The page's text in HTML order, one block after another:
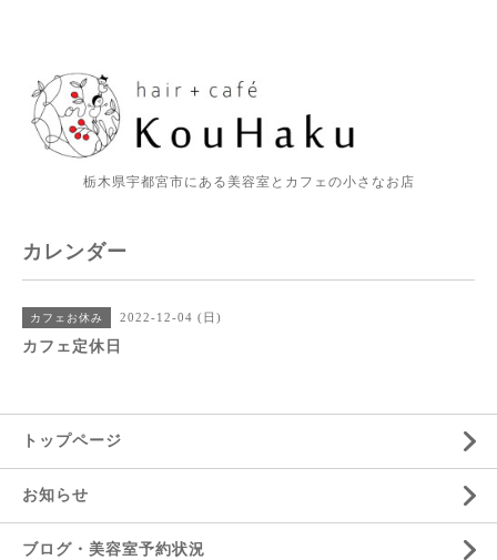
栃木県宇都宮市にある美容室とカフェの小さなお店
カレンダー
カフェお休み 2022-12-04 (日)
カフェ定休日
トップページ
お知らせ
ブログ・美容室予約状況